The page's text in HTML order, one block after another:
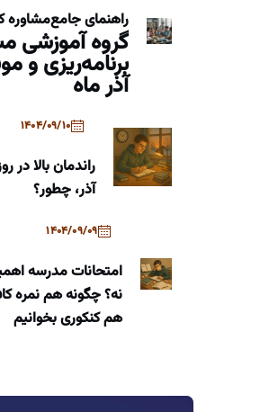
راهنمای جامعمشاوره
گروه آموزشی
برنامه‌ریزی و
آذر ماه
1404/09/10
راندمان بالا در
آذر، چطور؟
1404/09/09
امتحانات مدرسه
نه؟ چگونه هم نمره
هم کنکوری بخوانیم